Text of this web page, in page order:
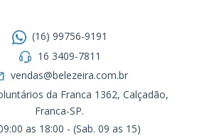
(16) 99756-9191
16 3409-7811
vendas@belezeira.com.br
da Franca 1362, Calçadão,
Franca-SP.ㅤㅤㅤㅤㅤㅤㅤㅤㅤㅤㅤ
as 18:00 - (Sab. 09 as 15)